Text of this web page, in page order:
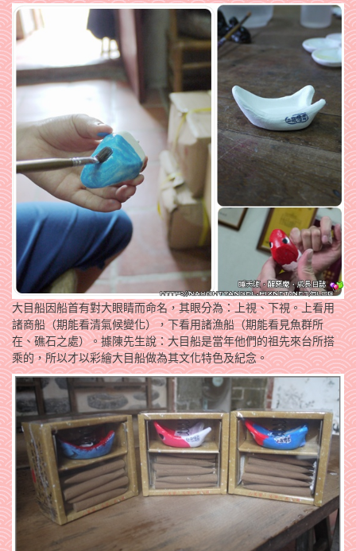
大目船因船首有對大眼睛而命名，其眼分為：上視、下視。上看用
諸商船（期能看清氣候變化），下看用諸漁船（期能看見魚群所
在、礁石之處）。據陳先生說：大目船是當年他們的祖先來台所搭
乘的，所以才以彩繪大目船做為其文化特色及紀念。